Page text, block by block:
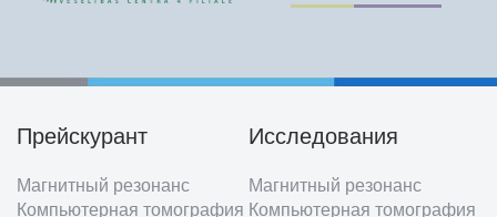
Footer
menu
Прейскурант
Магнитный резонанс
Компьютерная томография
Исследования
Магнитный резонанс
Компьютерная томография